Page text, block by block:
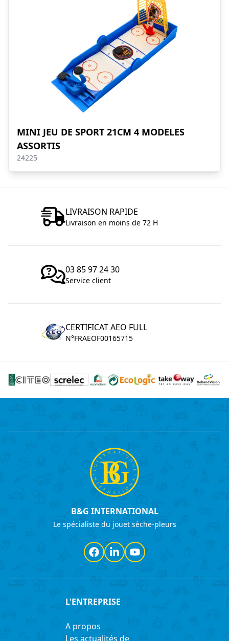
MINI JEU DE SPORT 21CM 4 MODELES
ASSORTIS
24225
LIVRAISON RAPIDE
Livraison en moins de 72 H
03 85 97 24 30
Service client
CERTIFICAT AEO FULL
N°FRAEOF00165715
B&G INTERNATIONAL
Le spécialiste du jouet sèche-pleurs
Facebook
LinkedInYouTube
L'ENTREPRISE
A propos
Les actualités de